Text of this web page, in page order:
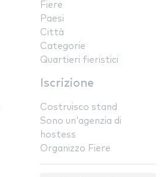
Fiere
Paesi
Città
Categorie
Quartieri fieristici
Iscrizione
Costruisco stand
Sono un'agenzia di
hostess
Organizzo Fiere